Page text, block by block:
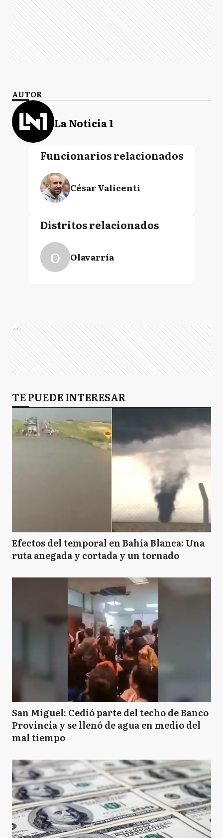
AUTOR
La Noticia 1
Funcionarios relacionados
César Valicenti
Distritos relacionados
O Olavarría
Ads
TE PUEDE INTERESAR
Efectos del temporal en Bahía Blanca: Una
ruta anegada y cortada y un tornado
San Miguel: Cedió parte del techo de Banco
Provincia y se llenó de agua en medio del
mal tiempo